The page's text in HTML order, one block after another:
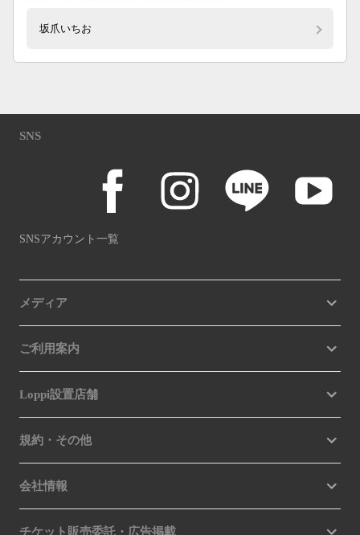
坂爪いちお
SNS
SNSアカウント一覧
メディア
ご利用案内
Loppi設置店舗
規約・その他
会社情報
チケット販売委託・広告掲載